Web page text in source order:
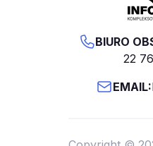
BIURO
22
EMAIL: